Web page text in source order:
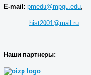
E-mail: pmedu@mpgu.edu
hist2001@mail.ru
Наши партнеры: